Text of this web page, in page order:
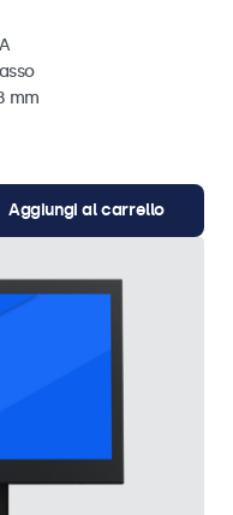
mm
Aggiungi al carrello